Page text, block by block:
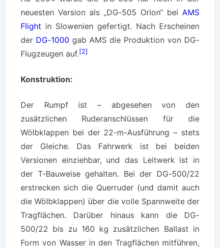
neuesten Version als „DG-505 Orion“ bei AMS
Flight in Slowenien gefertigt. Nach Erscheinen
der DG-1000 gab AMS die Produktion von DG-
Flugzeugen auf.[2]
Konstruktion:
Der Rumpf ist – abgesehen von den
zusätzlichen Ruderanschlüssen für die
Wölbklappen bei der 22-m-Ausführung – stets
der Gleiche. Das Fahrwerk ist bei beiden
Versionen einziehbar, und das Leitwerk ist in
der T-Bauweise gehalten. Bei der DG-500/22
erstrecken sich die Querruder (und damit auch
die Wölbklappen) über die volle Spannweite der
Tragflächen. Darüber hinaus kann die DG-
500/22 bis zu 160 kg zusätzlichen Ballast in
Form von Wasser in den Tragflächen mitführen,